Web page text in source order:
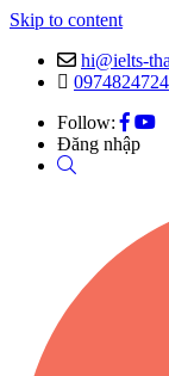
Skip to content
hi@ielts-
0974824724
Follow:
Đăng nhập